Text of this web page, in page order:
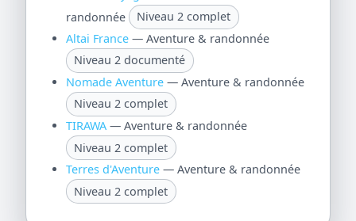
randonnée
Niveau 2 complet
Altai France— Aventure & randonnée
Niveau 2 documenté
Nomade Aventure— Aventure & randonnée
Niveau 2 complet
TIRAWA— Aventure & randonnée
Niveau 2 complet
Terres d'Aventure— Aventure & randonnée
Niveau 2 complet